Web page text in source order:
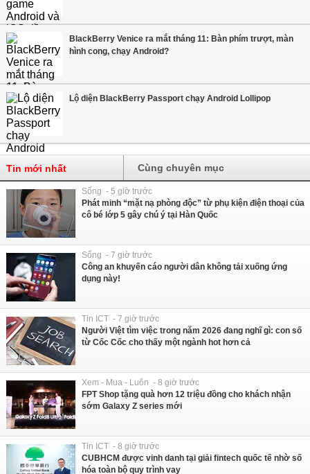
BlackBerry Venice ra mắt tháng 11: Bàn phím trượt, màn
hình cong, chạy Android?
Lộ diện BlackBerry Passport chạy Android Lollipop
Tin mới nhất Cùng chuyên mục
Sống - 5 giờ trước
Phát minh “mặt nạ phòng độc” từ phụ kiện điện thoại của
cô bé lớp 5 gây chú ý tại Hàn Quốc
Sống - 7 giờ trước
Công an khuyến cáo người dân không tải xuống ứng
dụng này!
Tin ICT - 7 giờ trước
Người Việt tìm việc trong năm 2026 đang nghĩ gì: con số
từ Cốc Cốc cho thấy một ngành hot hơn cả
Xem - Mua - Luôn - 8 giờ trước
FPT Shop tặng quà hơn 12 triệu đồng cho khách nhận
sớm Galaxy Z series mới
Tin ICT - 8 giờ trước
CUBHCM được vinh danh tại giải fintech quốc tế nhờ số
hóa toàn bộ quy trình vay